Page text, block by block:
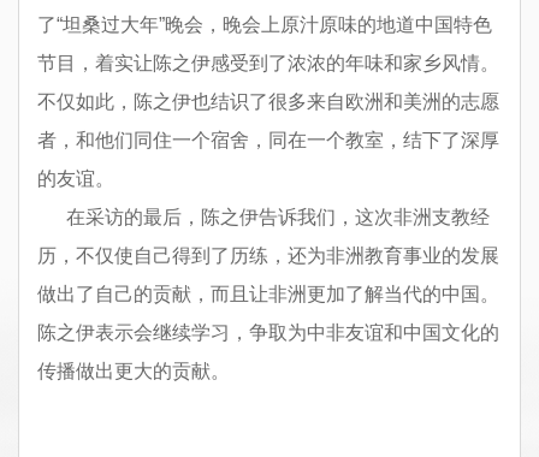
了“坦桑过大年”晚会，晚会上原汁原味的地道中国特色
节目，着实让陈之伊感受到了浓浓的年味和家乡风情。
不仅如此，陈之伊也结识了很多来自欧洲和美洲的志愿
者，和他们同住一个宿舍，同在一个教室，结下了深厚
的友谊。
在采访的最后，陈之伊告诉我们，这次非洲支教经
历，不仅使自己得到了历练，还为非洲教育事业的发展
做出了自己的贡献，而且让非洲更加了解当代的中国。
陈之伊表示会继续学习，争取为中非友谊和中国文化的
传播做出更大的贡献。